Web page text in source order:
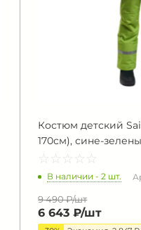
Костюм детский
170см), сине-
☆ ☆ ☆ ☆ ☆
★ ★ ★ ★ ★
В наличии - 2 шт.
9 490 ₽/шт
6 643 ₽/шт